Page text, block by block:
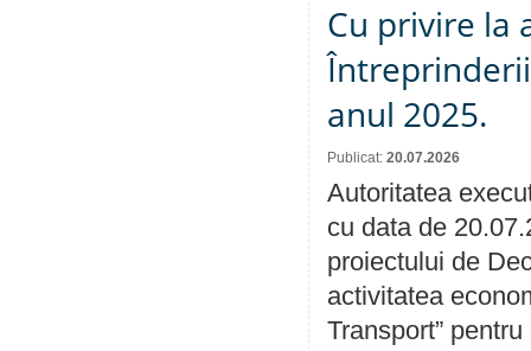
Cu privire la
anul 2025.
Publicat: 20.07.2026
Autoritatea
cu data de
proiectului de
activitatea
Transport” pentru